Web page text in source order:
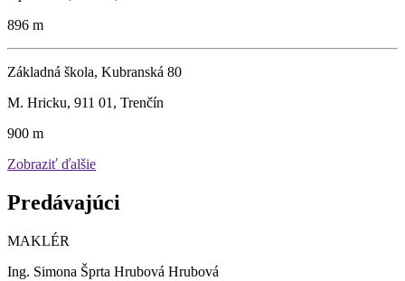
896 m
Základná škola, Kubranská 80
M. Hricku, 911 01, Trenčín
900 m
Zobraziť ďalšie
Predávajúci
MAKLÉR
Ing. Simona Šprta Hrubová Hrubová